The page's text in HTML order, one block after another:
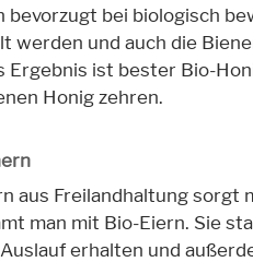
bevorzugt bei biologisch
werden und auch die
Ergebnis ist bester Bio-
Honig zehren.
aus Freilandhaltung
man mit Bio-Eiern. Sie
erhalten und